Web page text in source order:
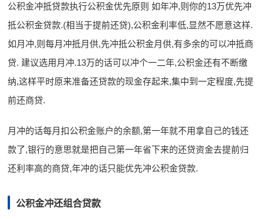
公积金冲抵贷款执行公积金优先原则 如年冲,则你的13万优先冲
抵公积金贷款.(相当于提前还贷),公积金利率低,显然不愿意这样.
如月冲,则每月冲抵月供,先冲抵公积金月供,有多余的可以冲抵商
贷. 建议选用月冲.13万的话可以冲个一二年,公积金还有不断缴
纳,这样平时原来准备还贷款的现金存起来,集中到一定程度,先提
前还商贷.
月冲的话每月扣公积金账户的余额,第一年就不用拿自己的钱还
款了,银行的意思就是把自己第一年省下来的还贷资金去提前归
还利率高的商贷,年冲的话只能优先冲公积金贷款.
公积金冲还组合贷款